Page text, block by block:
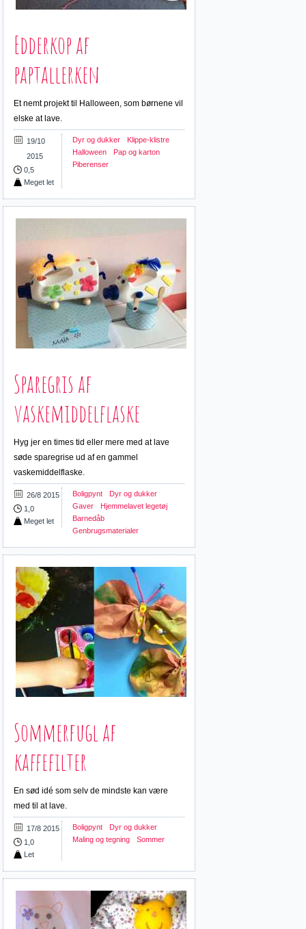
Edderkop af
paptallerken
Et nemt projekt til Halloween, som børnene vil
elske at lave.
19/10
2015
0,5
Meget let
Dyr og dukker
Klippe-klistre
Halloween
Pap og karton
Piberenser
Sparegris af
vaskemiddelflaske
Hyg jer en times tid eller mere med at lave
søde sparegrise ud af en gammel
vaskemiddelflaske.
26/8 2015
1,0
Meget let
Boligpynt
Dyr og dukker
Gaver
Hjemmelavet legetøj
Barnedåb
Genbrugsmaterialer
Sommerfugl af
kaffefilter
En sød idé som selv de mindste kan være
med til at lave.
17/8 2015
1,0
Let
Boligpynt
Dyr og dukker
Maling og tegning
Sommer